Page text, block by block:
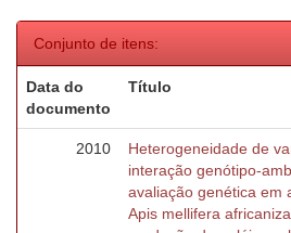
Conjunto de itens:
Data do
documento
Título
2010
Heterogeneidade de
interação genótipo-
avaliação genética em
Apis mellifera